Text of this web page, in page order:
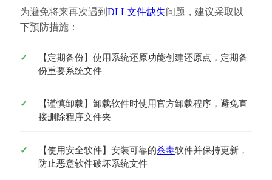
为避免将来再次遇到 DLL文件缺失问题，建议采取以
下预防措施：
【定期备份】使用系统还原功能创建还原点，定期备
份重要系统文件
【谨慎卸载】卸载软件时使用官方卸载程序，避免直
接删除程序文件夹
【使用安全软件】安装可靠的杀毒软件并保持更新，
防止恶意软件破坏系统文件